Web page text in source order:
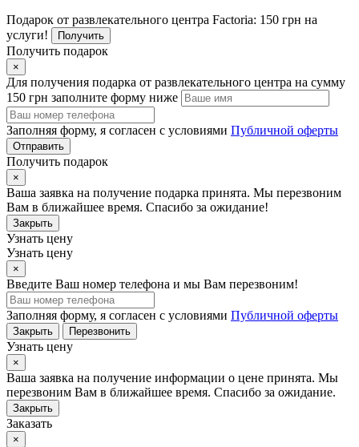
Подарок от развлекательного центра Factoria: 150 грн на
услуги!
Получить
Получить подарок
×
Для получения подарка от развлекательного центра на сумму
150 грн заполните форму ниже
Заполняя форму, я согласен с условиями Публичной оферты
Отправить
Получить подарок
×
Ваша заявка на получение подарка принята. Мы перезвоним
Вам в ближайшее время. Спасибо за ожидание!
Закрыть
Узнать цену
Узнать цену
×
Введите Ваш номер телефона и мы Вам перезвоним!
Заполняя форму, я согласен с условиями Публичной оферты
Закрыть Перезвонить
Узнать цену
×
Ваша заявка на получение информации о цене принята. Мы
перезвоним Вам в ближайшее время. Спасибо за ожидание.
Закрыть
Заказать
×